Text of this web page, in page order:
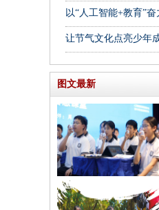
以“人工智能+教育”
让节气文化点亮少年
图文最新